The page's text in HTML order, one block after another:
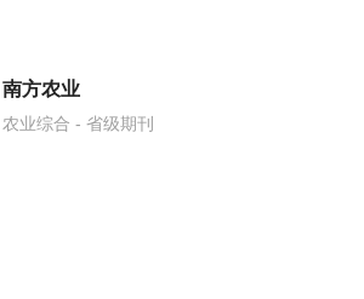
南方农业
农业综合 - 省级期刊